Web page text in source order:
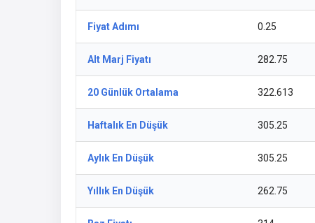
Fiyat Adımı 0.25
Alt Marj Fiyatı 282.75
20 Günlük Ortalama 322.613
Haftalık En Düşük 305.25
Aylık En Düşük 305.25
Yıllık En Düşük 262.75